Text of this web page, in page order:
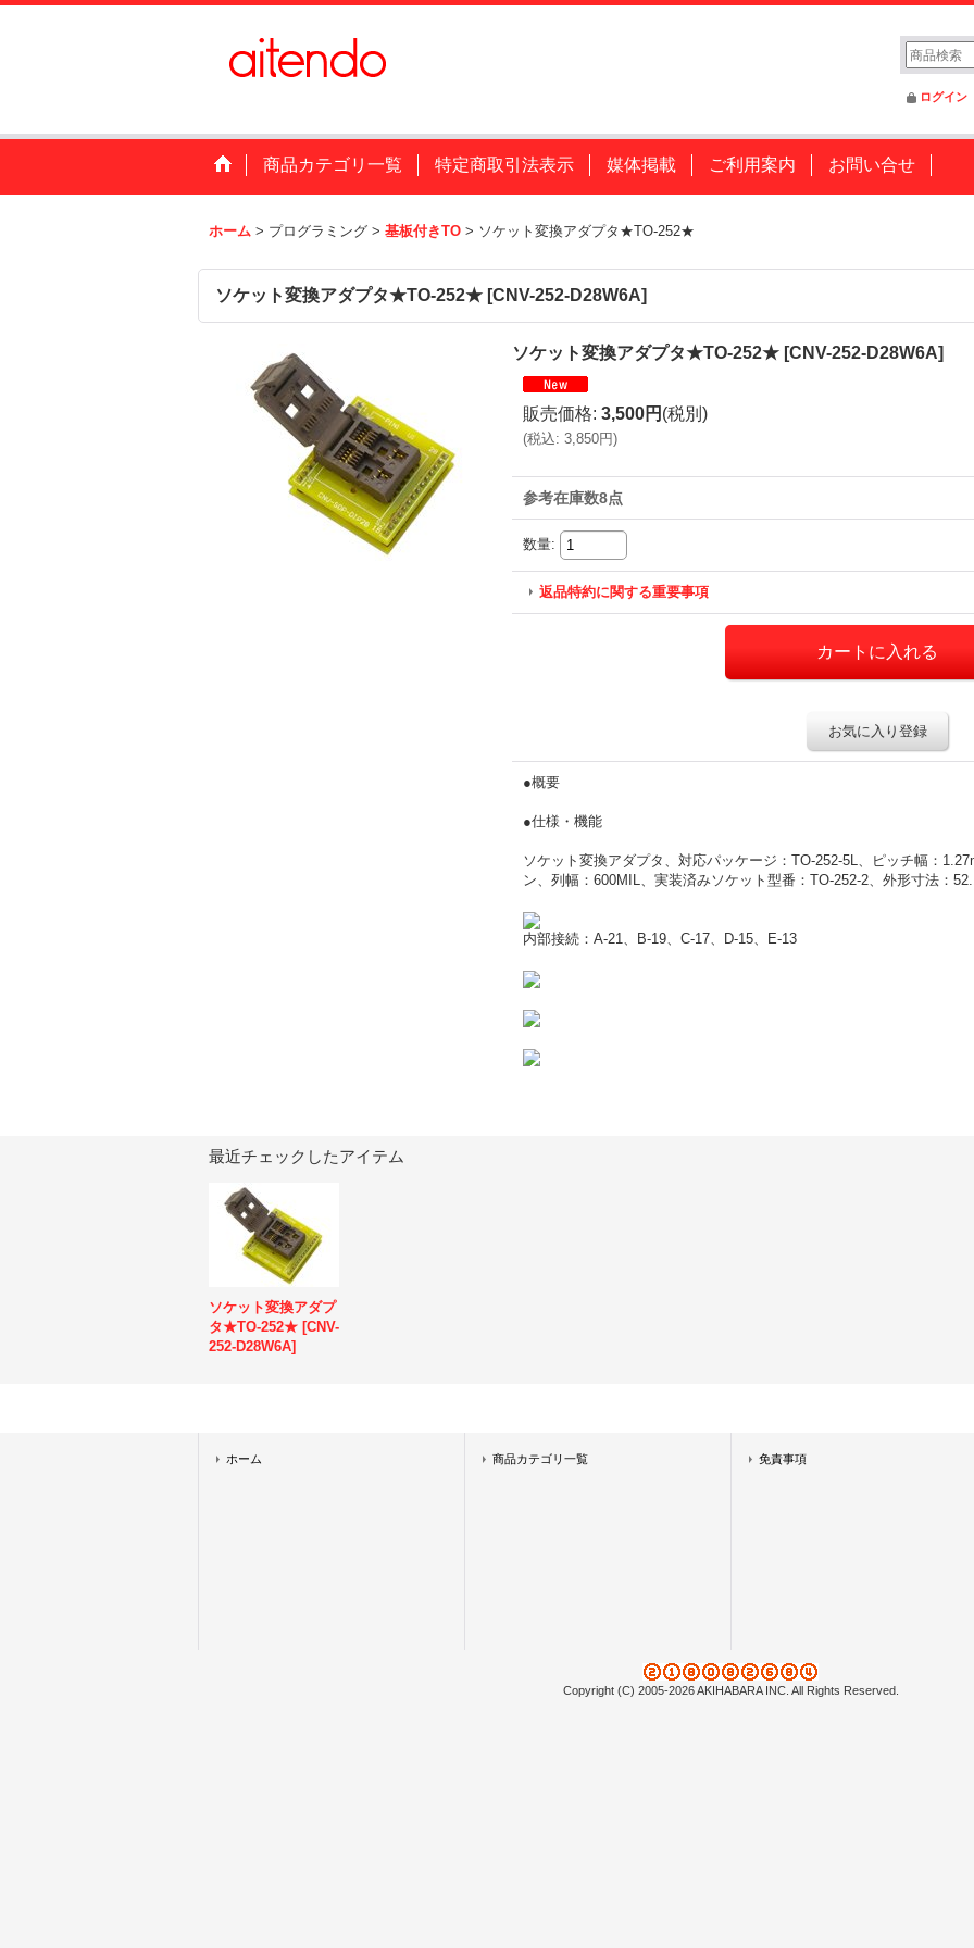
ログイン
商品カテゴリ一覧 特定商取引法表示 媒体掲載 ご利用案内 お問い合せ
ホーム > プログラミング > 基板付きTO > ソケット変換アダプタ★TO-252★
ソケット変換アダプタ★TO-252★ [CNV-252-D28W6A]
ソケット変換アダプタ★TO-252★ [CNV-252-D28W6A]
販売価格: 3,500円 (税別)
(税込: 3,850円)
参考在庫数8点
数量:
返品特約に関する重要事項
お気に入り登録
●概要
●仕様・機能
ソケット変換アダプタ、対応パッケージ：TO-252-5L、ピッチ幅：
ン、列幅：600MIL、実装済みソケット型番：TO-252-2、外形寸法：
内部接続：A-21、B-19、C-17、D-15、E-13
最近チェックしたアイテム
ソケット変換アダプ
タ★TO-252★ [CNV-
252-D28W6A]
ホーム 商品カテゴリ一覧 免責事項
Copyright (C) 2005-2026 AKIHABARA INC. All Rights Reserved.